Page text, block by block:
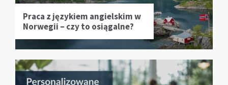
Praca z językiem angielskim w
Norwegii – czy to osiągalne?